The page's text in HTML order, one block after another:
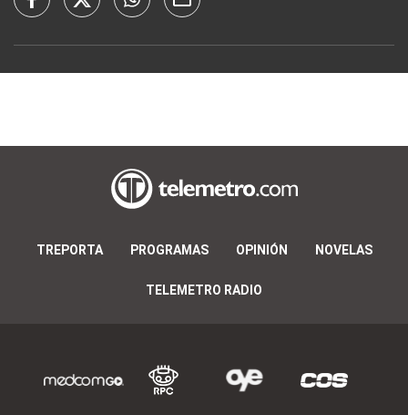
TREPORTA PROGRAMAS OPINIÓN NOVELAS
TELEMETRO RADIO